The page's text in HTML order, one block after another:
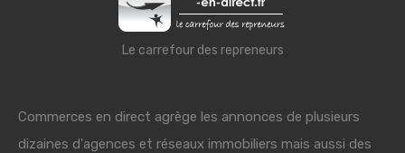
Le carrefour des repreneurs
Commerces en direct agrège les annonces de plusieurs
dizaines d'agences et réseaux immobiliers mais aussi des